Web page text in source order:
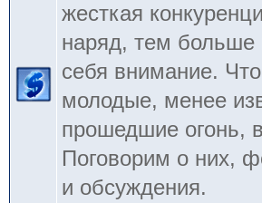
жесткая
наряд, тем больше
себя внимание.
молодые, менее
прошедшие огонь,
Поговорим о них,
и обсуждения.